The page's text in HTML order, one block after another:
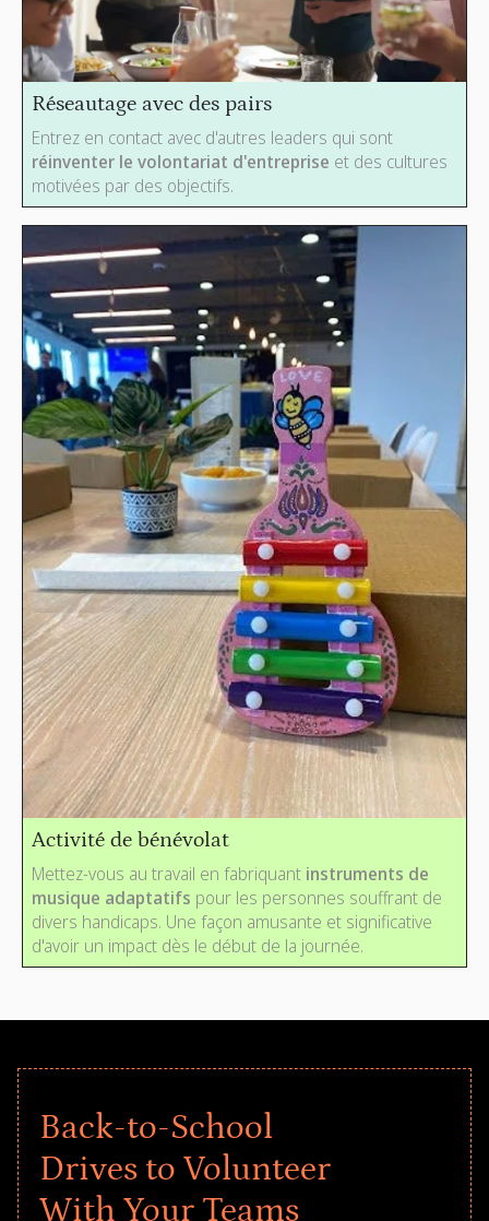
Réseautage avec des pairs
Entrez en contact avec d'autres leaders qui sont
réinventer le volontariat d'entreprise et des cultures
motivées par des objectifs.
Activité de bénévolat
Mettez-vous au travail en fabriquant instruments de
musique adaptatifs pour les personnes souffrant de
divers handicaps. Une façon amusante et significative
d'avoir un impact dès le début de la journée.
Back-to-School
Drives to Volunteer
With Your Teams